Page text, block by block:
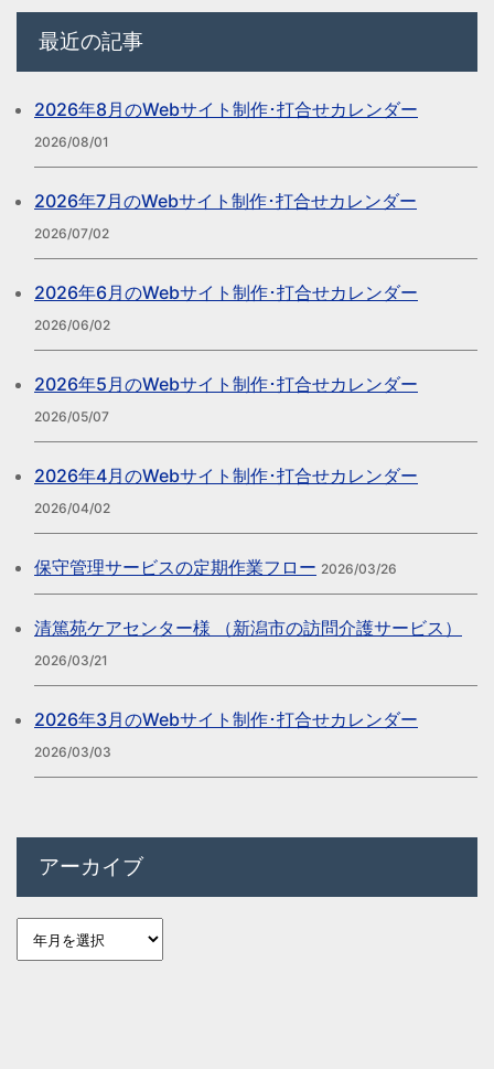
最近の記事
2026年8月のWebサイト制作･打合せカレンダー
2026/08/01
2026年7月のWebサイト制作･打合せカレンダー
2026/07/02
2026年6月のWebサイト制作･打合せカレンダー
2026/06/02
2026年5月のWebサイト制作･打合せカレンダー
2026/05/07
2026年4月のWebサイト制作･打合せカレンダー
2026/04/02
保守管理サービスの定期作業フロー 2026/03/26
清篤苑ケアセンター様 （新潟市の訪問介護サービス）
2026/03/21
2026年3月のWebサイト制作･打合せカレンダー
2026/03/03
アーカイブ